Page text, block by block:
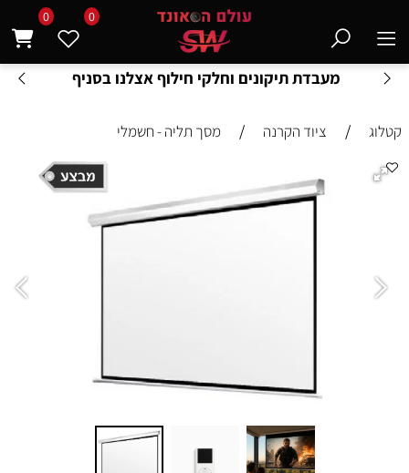
מעבדת תיקונים וחלקי חילוף אצלנו בסניף
0 0
קטלוג / ציוד הקרנה / מסך תליה - חשמלי